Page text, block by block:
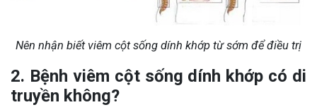
Nên nhận biết viêm cột sống dính khớp từ sớm để điều trị
2. Bệnh viêm cột sống dính khớp có di
truyền không?